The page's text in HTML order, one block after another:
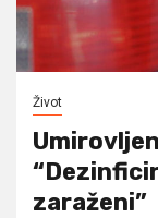
Život
zaraženi”